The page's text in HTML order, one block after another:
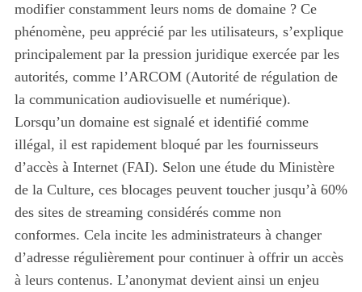
modifier constamment leurs noms de domaine ? Ce
phénomène, peu apprécié par les utilisateurs, s’explique
principalement par la pression juridique exercée par les
autorités, comme l’ARCOM (Autorité de régulation de
la communication audiovisuelle et numérique).
Lorsqu’un domaine est signalé et identifié comme
illégal, il est rapidement bloqué par les fournisseurs
d’accès à Internet (FAI). Selon une étude du Ministère
de la Culture, ces blocages peuvent toucher jusqu’à 60%
des sites de streaming considérés comme non
conformes. Cela incite les administrateurs à changer
d’adresse régulièrement pour continuer à offrir un accès
à leurs contenus. L’anonymat devient ainsi un enjeu